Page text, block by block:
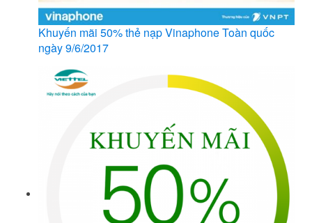
Khuyến mãi 50% thẻ nạp Vinaphone Toàn quốc
ngày 9/6/2017